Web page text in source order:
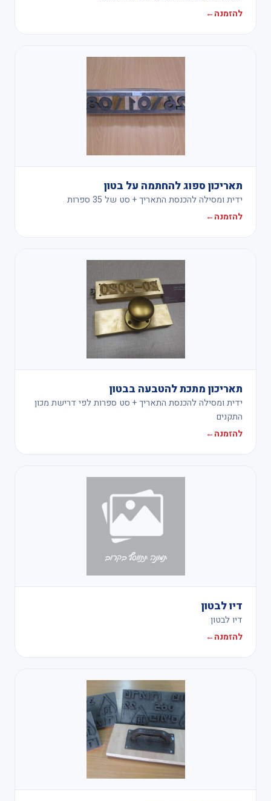
להזמנה←
תאריכון ספוג להחתמה על בטון
ידית ומסילה להכנסת התאריך + סט של 35 ספרות
להזמנה←
תאריכון מתכת להטבעה בבטון
ידית ומסילה להכנסת התאריך + סט ספרות לפי דרישת מכון
התקנים
להזמנה←
דיו לבטון
דיו לבטון
להזמנה←